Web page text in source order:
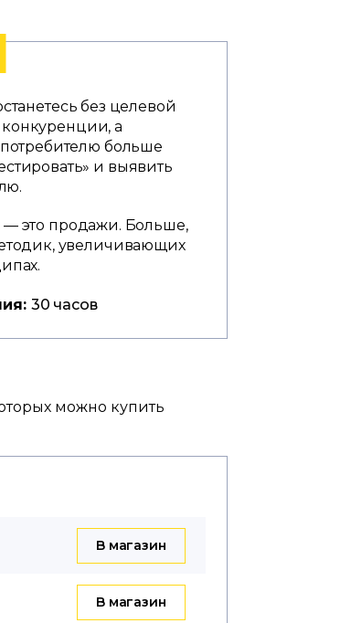
без целевой
конкуренции, а
больше
и выявить
— это продажи. Больше,
увеличивающих
30 часов
можно купить
B магазин
B магазин